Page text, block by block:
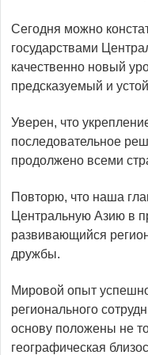
Сегодня можно
государствами
качественно новый
предсказуемый и
Уверен, что
последовательное
продолжено всеми
Повторю, что наша
Центральную Азию в
развивающийся
дружбы.
Мировой опыт
регионального
основу положены не
географическая